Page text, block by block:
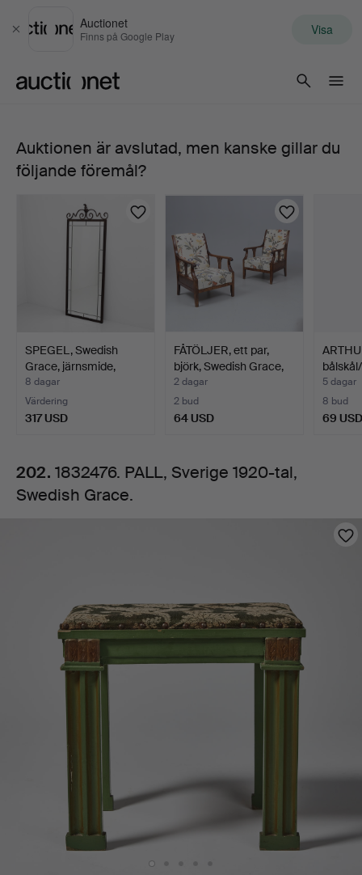
Stäng
Auctionet
Finns på Google Play Visa
202.
Sverige
Swedish
Grace.
Auktionen är avslutad, men kanske gillar du
följande föremål?
SPEGEL, Swedish
Grace, järnsmide,
1920/30-…
8 dagar
Värdering
317 USD
FÅTÖLJER, ett par,
björk, Swedish Grace,
1…
2 dagar
2 bud
64 USD
Swed…
5 dagar
8 bud
69 USD
202. 1832476. PALL, Sverige 1920-tal,
Swedish Grace.